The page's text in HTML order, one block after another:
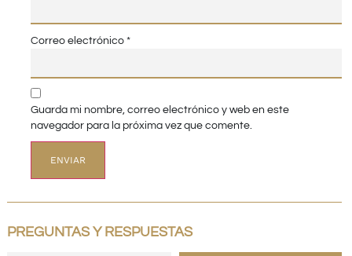
Correo electrónico *
Guarda mi nombre, correo electrónico y web en este
navegador para la próxima vez que comente.
PREGUNTAS Y RESPUESTAS